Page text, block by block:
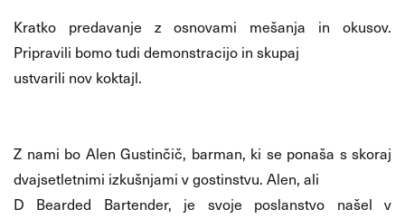
Kratko predavanje z osnovami mešanja in okusov.
Pripravili bomo tudi demonstracijo in skupaj
ustvarili nov koktajl.
Z nami bo Alen Gustinčič, barman, ki se ponaša s skoraj
dvajsetletnimi izkušnjami v gostinstvu. Alen, ali
D Bearded Bartender, je svoje poslanstvo našel v